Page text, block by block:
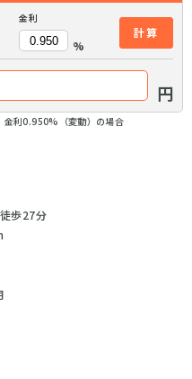
金利
%
計算
円
利0.950%（変動）の場合
歩27分